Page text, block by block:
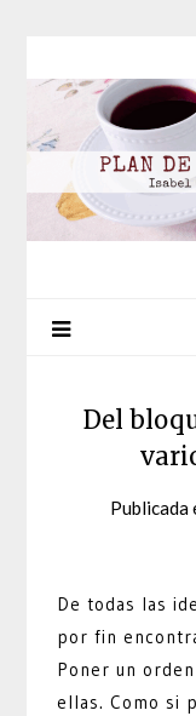
contenido
Del
Publicada
De todas las
por fin
Poner un
ellas. Como si